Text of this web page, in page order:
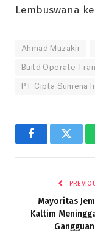
Lembuswana
Ahmad Muzakir
Build Operate
PT Cipta Sumena
Facebook
Mayoritas
Kaltim